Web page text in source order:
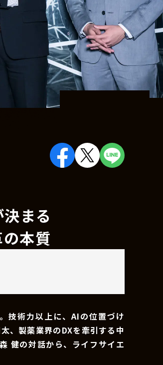
まる
本質
技術力以上に、AIの位置づけ
、製薬業界のDXを牽引する中
健の対話から、ライフサイエ